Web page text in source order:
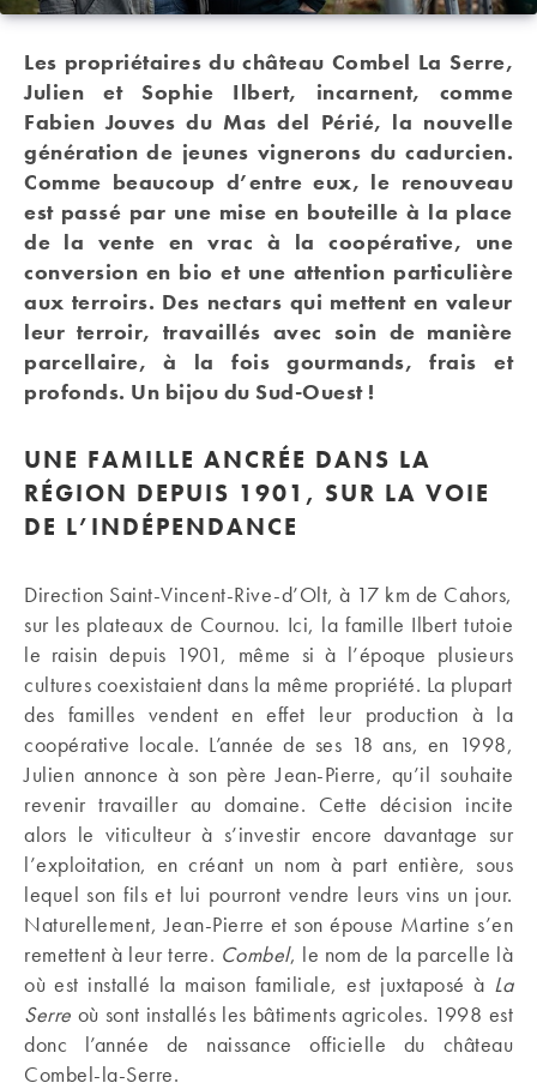
Les propriétaires du château Combel La Serre,
Julien et Sophie Ilbert, incarnent, comme
Fabien Jouves du Mas del Périé, la nouvelle
génération de jeunes vignerons du cadurcien.
Comme beaucoup d’entre eux, le renouveau
est passé par une mise en bouteille à la place
de la vente en vrac à la coopérative, une
conversion en bio et une attention particulière
aux terroirs. Des nectars qui mettent en valeur
leur terroir, travaillés avec soin de manière
parcellaire, à la fois gourmands, frais et
profonds. Un bijou du Sud-Ouest !
UNE FAMILLE ANCRÉE DANS LA
RÉGION DEPUIS 1901, SUR LA VOIE
DE L’INDÉPENDANCE
Direction Saint-Vincent-Rive-d’Olt, à 17 km de Cahors,
sur les plateaux de Cournou. Ici, la famille Ilbert tutoie
le raisin depuis 1901, même si à l’époque plusieurs
cultures coexistaient dans la même propriété. La plupart
des familles vendent en effet leur production à la
coopérative locale. L’année de ses 18 ans, en 1998,
Julien annonce à son père Jean-Pierre, qu’il souhaite
revenir travailler au domaine. Cette décision incite
alors le viticulteur à s’investir encore davantage sur
l’exploitation, en créant un nom à part entière, sous
lequel son fils et lui pourront vendre leurs vins un jour.
Naturellement, Jean-Pierre et son épouse Martine s’en
remettent à leur terre. Combel, le nom de la parcelle là
où est installé la maison familiale, est juxtaposé à La
Serre où sont installés les bâtiments agricoles. 1998 est
donc l’année de naissance officielle du château
Combel-la-Serre.